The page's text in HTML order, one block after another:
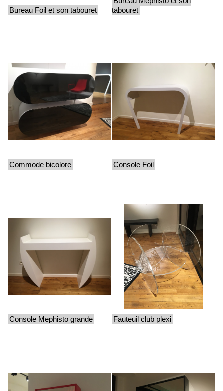
Bureau Foil et son tabouret
tabouret
Commode bicolore Console Foil
Console Mephisto grande Fauteuil club plexi